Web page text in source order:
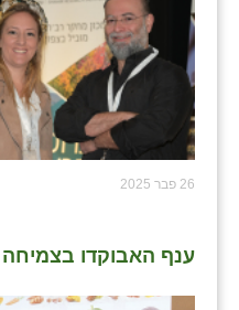
26 פבר 2025
ענף האבוקדו בצמיחה
נאות הכיכר
נווה אטי״ב
נהריה (אג״ש)
ניר צבי
עין תמר
עמרים